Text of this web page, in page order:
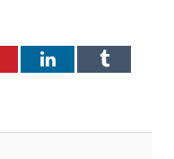
LinkedInTumblr